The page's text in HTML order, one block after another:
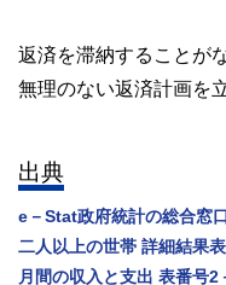
返済を滞納することが
無理のない返済計画を
出典
e－Stat政府統計の総合窓
二人以上の世帯 詳細結果
月間の収入と支出 表番号2